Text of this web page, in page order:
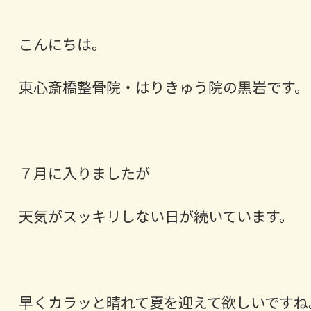
こんにちは。
東心斎橋整骨院・はりきゅう院の黒岩です。
７月に入りましたが
天気がスッキリしない日が続いています。
早くカラッと晴れて夏を迎えて欲しいです